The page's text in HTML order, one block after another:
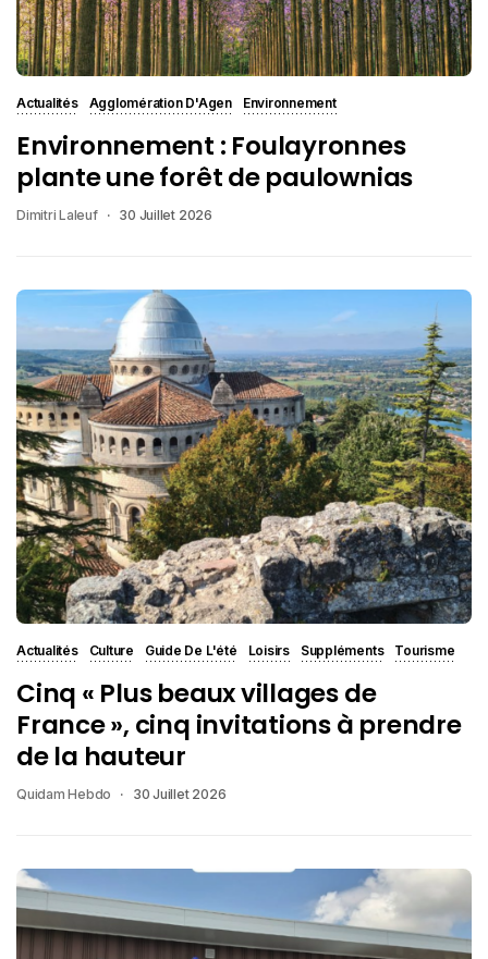
Actualités Agglomération D'Agen Environnement
Environnement : Foulayronnes
plante une forêt de paulownias
Dimitri Laleuf 30 Juillet 2026
Actualités Culture Guide De L'été Loisirs Suppléments Tourisme
Cinq « Plus beaux villages de
France », cinq invitations à prendre
de la hauteur
Quidam Hebdo 30 Juillet 2026